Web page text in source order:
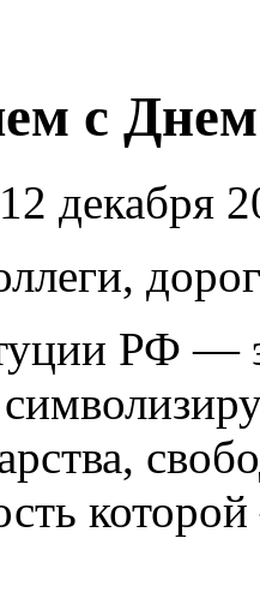
с
12 декабря
РФ —